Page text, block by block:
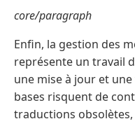
core/paragraph
Enfin, la gestion des
représente un travail
une mise à jour et
bases risquent de
traductions